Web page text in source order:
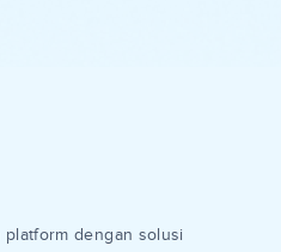
platform dengan solusi